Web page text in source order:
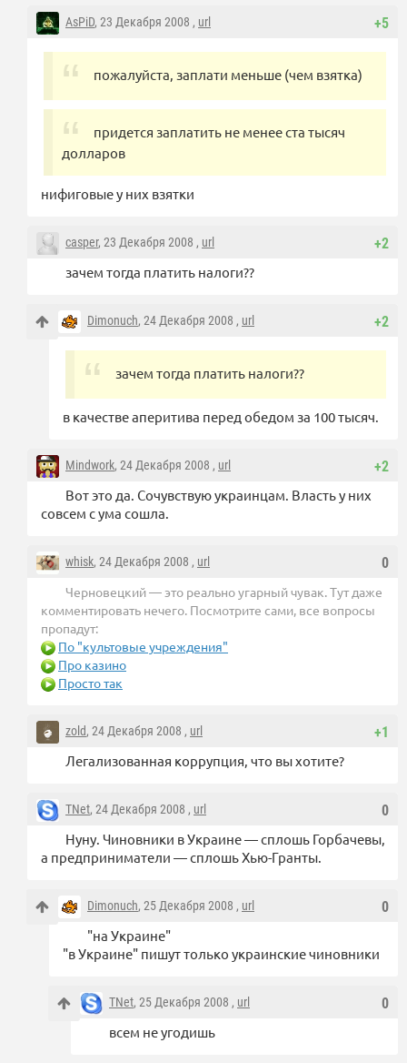
+5
AsPiD, 23 Декабря 2008 , url
пожалуйста, заплати меньше (чем взятка)
придется заплатить не менее ста тысяч
долларов
нифиговые у них взятки
+2
casper, 23 Декабря 2008 , url
зачем тогда платить налоги??
+2
Dimonuch, 24 Декабря 2008 , url
зачем тогда платить налоги??
в качестве аперитива перед обедом за 100 тысяч.
+2
Mindwork, 24 Декабря 2008 , url
Вот это да. Сочувствую украинцам. Власть у них
совсем с ума сошла.
0
whisk, 24 Декабря 2008 , url
Черновецкий — это реально угарный чувак. Тут даже
комментировать нечего. Посмотрите сами, все вопросы
пропадут:
По "культовые учреждения"
Про казино
Просто так
+1
zold, 24 Декабря 2008 , url
Легализованная коррупция, что вы хотите?
0
TNet, 24 Декабря 2008 , url
Нуну. Чиновники в Украине — сплошь Горбачевы,
а предприниматели — сплошь Хью-Гранты.
0
Dimonuch, 25 Декабря 2008 , url
"на Украине"
"в Украине" пишут только украинские чиновники
0
TNet, 25 Декабря 2008 , url
всем не угодишь